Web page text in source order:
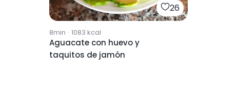
26
8min · 1083 kcal
Aguacate con huevo y
taquitos de jamón